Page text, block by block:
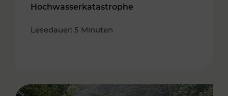
Hochwasserkatastrophe
Lesedauer: 5 Minuten